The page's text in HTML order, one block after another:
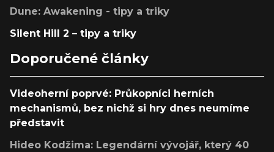
Dune: Awakening - tipy a triky
Silent Hill 2 – tipy a triky
Doporučené články
Videoherní poprvé: Průkopníci herních
mechanismů, bez nichž si hry dnes neumíme
představit
Hideo Kodžima: Legendární vývojář, který 40